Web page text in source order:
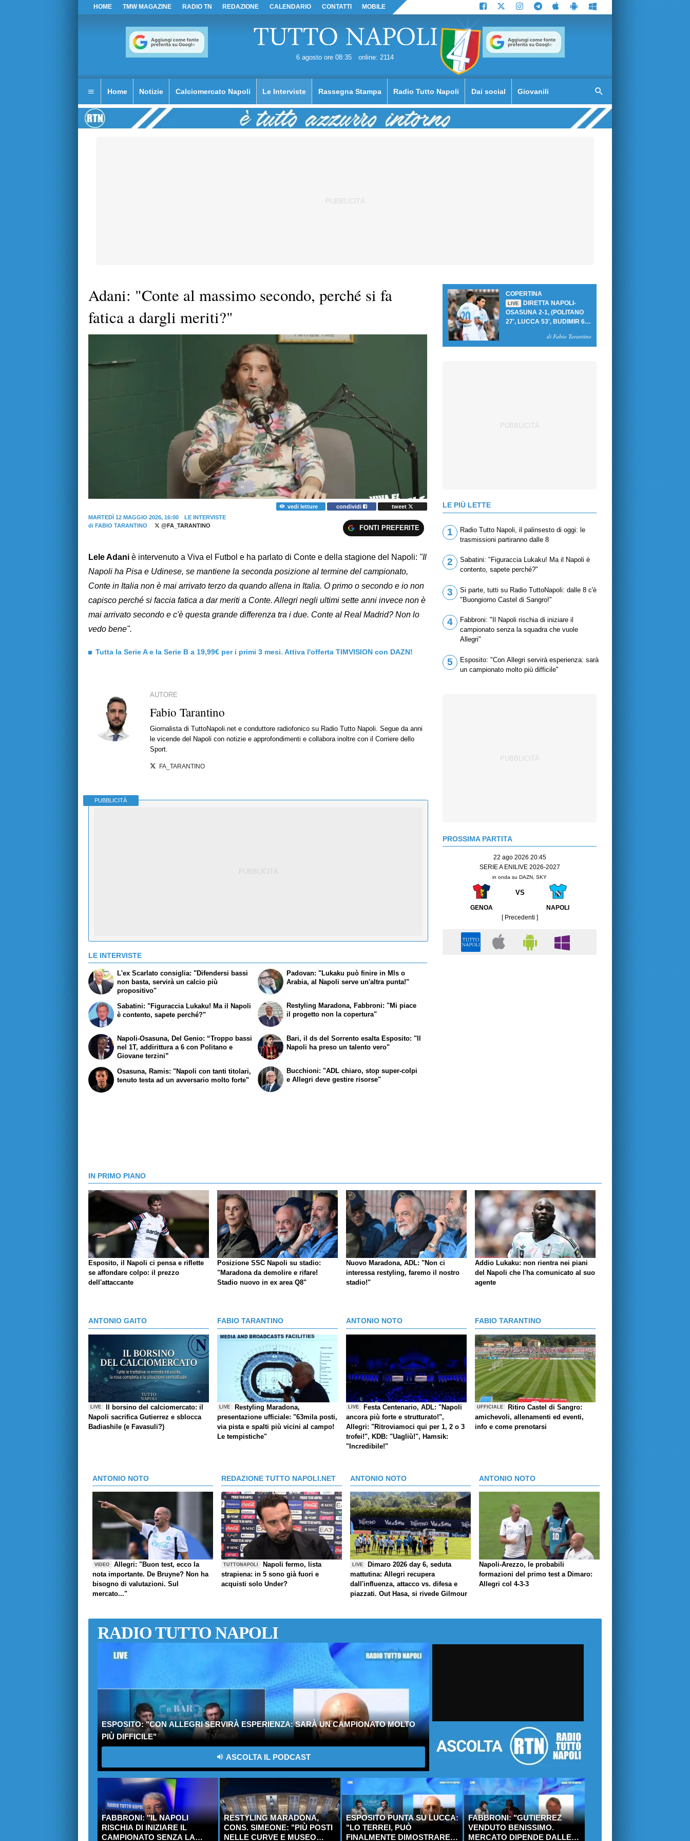
HOME TMW MAGAZINE RADIO TN REDAZIONE CALENDARIO CONTATTI MOBILE
6 agosto ore 08:35 online: 2114
Home Notizie Calciomercato Napoli Le Interviste Rassegna Stampa Radio Tutto Napoli Dai social Giovanili
Adani: "Conte al massimo secondo, perché si fa
fatica a dargli meriti?"
vedi letture condividi
tweet
MARTEDÌ 12 MAGGIO 2026, 16:00
LE INTERVISTE
di FABIO TARANTINO @FA_TARANTINO FONTI PREFERITE
Lele Adani è intervenuto a Viva el Futbol e ha parlato di Conte e della stagione del Napoli: "Il
Napoli ha Pisa e Udinese, se mantiene la seconda posizione al termine del campionato,
Conte in Italia non è mai arrivato terzo da quando allena in Italia. O primo o secondo e io non
capisco perché si faccia fatica a dar meriti a Conte. Allegri negli ultimi sette anni invece non è
mai arrivato secondo e c'è questa grande differenza tra i due. Conte al Real Madrid? Non lo
vedo bene".
Tutta la Serie A e la Serie B a 19,99€ per i primi 3 mesi. Attiva l'offerta TIMVISION con DAZN!
AUTORE
Fabio Tarantino
Giornalista di TuttoNapoli.net e conduttore radiofonico su Radio Tutto Napoli. Segue da anni
le vicende del Napoli con notizie e approfondimenti e collabora inoltre con il Corriere dello
Sport.
FA_TARANTINO
PUBBLICITÀ
LE INTERVISTE
L'ex Scarlato consiglia: "Difendersi bassi
non basta, servirà un calcio più
propositivo"
Sabatini: "Figuraccia Lukaku! Ma il Napoli
è contento, sapete perché?"
Padovan: "Lukaku può finire in Mls o
Arabia, al Napoli serve un'altra punta!"
Restyling Maradona, Fabbroni: "Mi piace
il progetto non la copertura"
Napoli-Osasuna, Del Genio: “Troppo bassi
nel 1T, addirittura a 6 con Politano e
Giovane terzini”
Osasuna, Ramis: "Napoli con tanti titolari,
tenuto testa ad un avversario molto forte"
Bari, il ds del Sorrento esalta Esposito: "Il
Napoli ha preso un talento vero"
Bucchioni: "ADL chiaro, stop super-colpi
e Allegri deve gestire risorse"
COPERTINA
LIVE
DIRETTA NAPOLI-
OSASUNA 2-1, (POLITANO
27', LUCCA 53', BUDIMIR 69'
PER PRIMA VITTORIA AL
di Fabio Tarantino
LE PIÙ LETTE
1
Radio Tutto Napoli, il palinsesto di oggi: le
trasmissioni partiranno dalle 8
2
Sabatini: "Figuraccia Lukaku! Ma il Napoli è
contento, sapete perché?"
3
Si parte, tutti su Radio TuttoNapoli: dalle 8 c'è
"Buongiorno Castel di Sangro!"
4
Fabbroni: "Il Napoli rischia di iniziare il
campionato senza la squadra che vuole
Allegri"
5
Esposito: "Con Allegri servirà esperienza: sarà
un campionato molto più difficile"
PROSSIMA PARTITA
22 ago 2026 20:45
SERIE A ENILIVE 2026-2027
in onda su DAZN, SKY
VS
GENOA
NAPOLI
[ Precedenti ]
IN PRIMO PIANO
Esposito, il Napoli ci pensa e riflette
se affondare colpo: il prezzo
dell'attaccante
Posizione SSC Napoli su stadio:
"Maradona da demolire e rifare!
Stadio nuovo in ex area Q8"
Nuovo Maradona, ADL: "Non ci
interessa restyling, faremo il nostro
stadio!"
Addio Lukaku: non rientra nei piani
del Napoli che l'ha comunicato al suo
agente
ANTONIO GAITO
LIVE
Il borsino del calciomercato: il
Napoli sacrifica Gutierrez e sblocca
Badiashile (e Favasuli?)
FABIO TARANTINO
LIVE
Restyling Maradona,
presentazione ufficiale: "63mila posti,
via pista e spalti più vicini al campo!
Le tempistiche"
ANTONIO NOTO
LIVE
Festa Centenario, ADL: "Napoli
ancora più forte e strutturato!",
Allegri: "Ritroviamoci qui per 1, 2 o 3
trofei!", KDB: "Uagliù!", Hamsik:
"Incredibile!"
FABIO TARANTINO
UFFICIALE
Ritiro Castel di Sangro:
amichevoli, allenamenti ed eventi,
info e come prenotarsi
ANTONIO NOTO
VIDEO
Allegri: "Buon test, ecco la
nota importante. De Bruyne? Non ha
bisogno di valutazioni. Sul
mercato..."
REDAZIONE TUTTO NAPOLI.NET
TUTTONAPOLI
Napoli fermo, lista
strapiena: in 5 sono già fuori e
acquisti solo Under?
ANTONIO NOTO
LIVE
Dimaro 2026 day 6, seduta
mattutina: Allegri recupera
dall'influenza, attacco vs. difesa e
piazzati. Out Hasa, si rivede Gilmour
ANTONIO NOTO
Napoli-Arezzo, le probabili
formazioni del primo test a Dimaro:
Allegri col 4-3-3
RADIO TUTTO NAPOLI
ESPOSITO: "CON ALLEGRI SERVIRÀ ESPERIENZA: SARÀ UN CAMPIONATO MOLTO
PIÙ DIFFICILE"
ASCOLTA IL PODCAST
FABBRONI: "IL NAPOLI
RISCHIA DI INIZIARE IL
CAMPIONATO SENZA LA
RESTYLING MARADONA,
CONS. SIMEONE: "PIÙ POSTI
NELLE CURVE E MUSEO
ESPOSITO PUNTA SU LUCCA:
"LO TERREI, PUÒ
FINALMENTE DIMOSTRARE
FABBRONI: "GUTIERREZ
VENDUTO BENISSIMO.
MERCATO DIPENDE DALLE